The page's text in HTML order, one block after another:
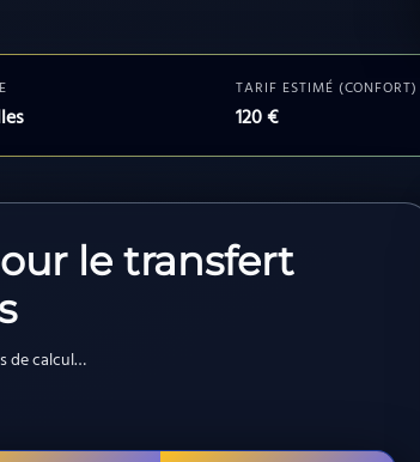
TARIF ESTIMÉ (CONFORT)
120 €
le transfert
de calcul…